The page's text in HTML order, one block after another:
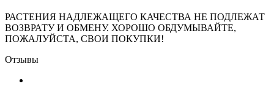
РАСТЕНИЯ НАДЛЕЖАЩЕГО КАЧЕСТВА НЕ ПОДЛЕЖАТ
ВОЗВРАТУ И ОБМЕНУ. ХОРОШО ОБДУМЫВАЙТЕ,
ПОЖАЛУЙСТА, СВОИ ПОКУПКИ!
Отзывы